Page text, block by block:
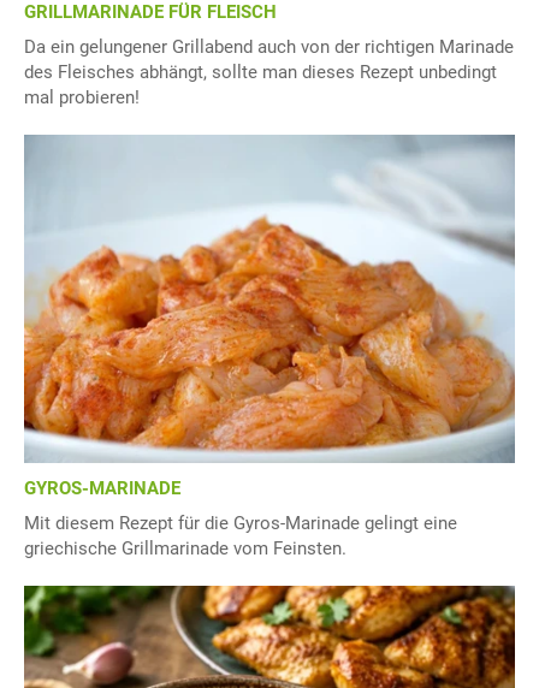
GRILLMARINADE FÜR FLEISCH
Da ein gelungener Grillabend auch von der richtigen Marinade
des Fleisches abhängt, sollte man dieses Rezept unbedingt
mal probieren!
GYROS-MARINADE
Mit diesem Rezept für die Gyros-Marinade gelingt eine
griechische Grillmarinade vom Feinsten.